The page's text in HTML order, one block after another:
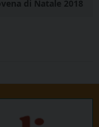
di Natale 2018